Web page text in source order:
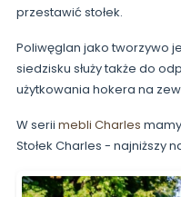
przestawić stołek.
Poliwęglan jako tworzywo
siedzisku służy także do
użytkowania hokera na
W serii mebli Charles
Stołek Charles - najniższy